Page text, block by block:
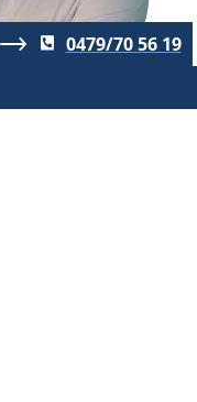
0479/70 56 19